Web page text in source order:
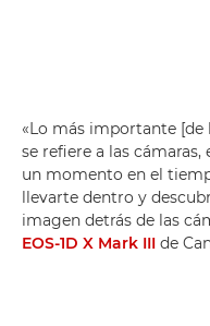
«Lo más importante [de
se refiere a las
un momento en el
llevarte dentro y
imagen detrás de las
EOS-1D X Mark III de